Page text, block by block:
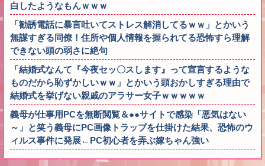
白したようなもんｗｗｗ
「勧誘電話に暴言吐いてストレス解消してるｗｗ」とかいう
無謀すぎる同僚！住所や個人情報を握られてる恐怖すら理解
できない頭の弱さに絶句
「結婚式なんて『今夜セッ〇スします』って宣言するような
ものだから恥ずかしいｗｗ」とかいう頭おかしすぎる理由で
結婚式を挙げない親戚のアラサー女子ｗｗｗｗｗ
義母が仕事用PCを無断閲覧＆●●サイトで感染「悪気はない
～」と笑う義母にPC画像トラップを仕掛けた結果、恐怖のウ
ィルス事件に発展←PC初心者を弄ぶ嫁ちゃん強い